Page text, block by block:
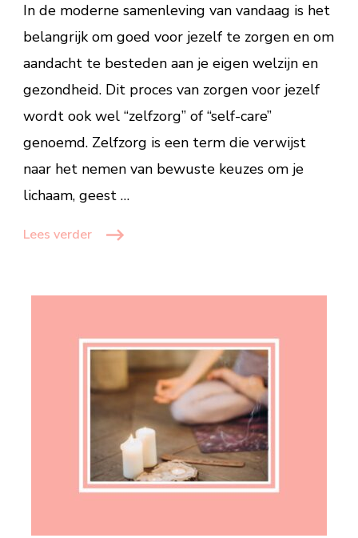
voor
jezelf
te
In de moderne samenleving van vandaag is het
belangrijk om goed voor jezelf te zorgen en om
aandacht te besteden aan je eigen welzijn en
gezondheid. Dit proces van zorgen voor jezelf
wordt ook wel “zelfzorg” of “self-care”
genoemd. Zelfzorg is een term die verwijst
naar het nemen van bewuste keuzes om je
lichaam, geest …
Lees verder